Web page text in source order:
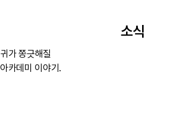
소식
귀가 쫑긋해질
아카데미 이야기.